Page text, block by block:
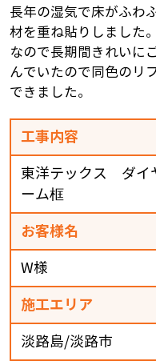
長年の湿気で床がふわ
材を重ね貼りしました
なので長期間きれいに
んでいたので同色のリ
できました。
工事内容
東洋テックス ダイ
ーム框
お客様名
W様
施工エリア
淡路島/淡路市